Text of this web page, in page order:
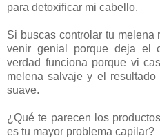
para detoxificar mi cabello.
Si buscas controlar tu melena
venir genial porque deja el
verdad funciona porque vi
melena salvaje y el
suave.
¿Qué te parecen los
es tu mayor problema capilar?